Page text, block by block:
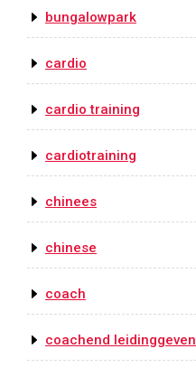
bungalowpark
cardio
cardio training
cardiotraining
chinees
chinese
coach
coachend leidinggeven